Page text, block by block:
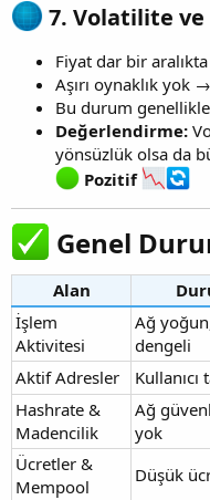
7.Volatilite ve
Fiyat dar bir
Aşırı oynaklık yok
Bu durum
Değerlendirme:
yönsüzlük olsa da
Pozitif
Genel
Alan
İşlem
Aktivitesi
Ağ
dengeli
Aktif Adresler
Kullanıcı
Hashrate &
Madencilik
Ağ
yok
Ücretler &
Mempool
Düşük